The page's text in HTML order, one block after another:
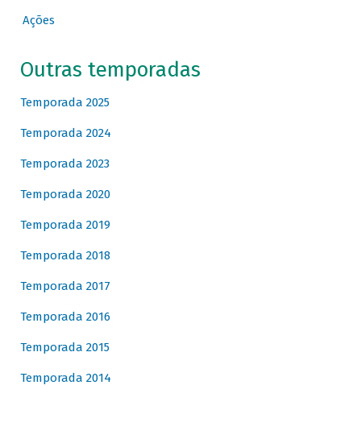
Ações
Outras temporadas
Temporada 2025
Temporada 2024
Temporada 2023
Temporada 2020
Temporada 2019
Temporada 2018
Temporada 2017
Temporada 2016
Temporada 2015
Temporada 2014